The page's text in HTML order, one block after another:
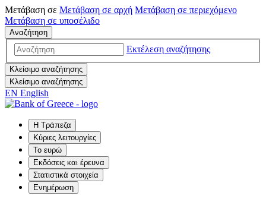
Μετάβαση σε Μετάβαση σε αρχή Μετάβαση σε περιεχόμενο
Μετάβαση σε υποσέλιδο
Αναζήτηση
Εκτέλεση αναζήτησης
Κλείσιμο αναζήτησης
Κλείσιμο αναζήτησης
EN English
Η Τράπεζα
Κύριες λειτουργίες
Το ευρώ
Εκδόσεις και έρευνα
Στατιστικά στοιχεία
Ενημέρωση